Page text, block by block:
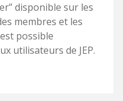
disponible sur les
membres et les
possible
utilisateurs de JEP.